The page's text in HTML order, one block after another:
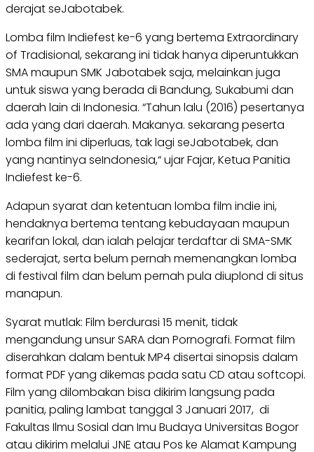
derajat seJabotabek.
Lomba film Indiefest ke-6 yang bertema Extraordinary
of Tradisional, sekarang ini tidak hanya diperuntukkan
SMA maupun SMK Jabotabek saja, melainkan juga
untuk siswa yang berada di Bandung, Sukabumi dan
daerah lain di Indonesia. “Tahun lalu (2016) pesertanya
ada yang dari daerah. Makanya. sekarang peserta
lomba film ini diperluas, tak lagi seJabotabek, dan
yang nantinya seIndonesia,“ ujar Fajar, Ketua Panitia
Indiefest ke-6.
Adapun syarat dan ketentuan lomba film indie ini,
hendaknya bertema tentang kebudayaan maupun
kearifan lokal, dan ialah pelajar terdaftar di SMA-SMK
sederajat, serta belum pernah memenangkan lomba
di festival film dan belum pernah pula diuplond di situs
manapun.
Syarat mutlak: Film berdurasi 15 menit, tidak
mengandung unsur SARA dan Pornografi. Format film
diserahkan dalam bentuk MP4 disertai sinopsis dalam
format PDF yang dikemas pada satu CD atau softcopi.
Film yang dilombakan bisa dikirim langsung pada
panitia, paling lambat tanggal 3 Januari 2017, di
Fakultas Ilmu Sosial dan Imu Budaya Universitas Bogor
atau dikirim melalui JNE atau Pos ke Alamat Kampung